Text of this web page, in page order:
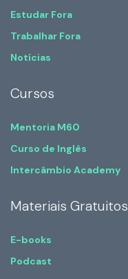
Estudar Fora
Trabalhar Fora
Notícias
Cursos
Mentoria M60
Curso de Inglês
Intercâmbio Academy
Materiais Gratuitos
E-books
Podcast